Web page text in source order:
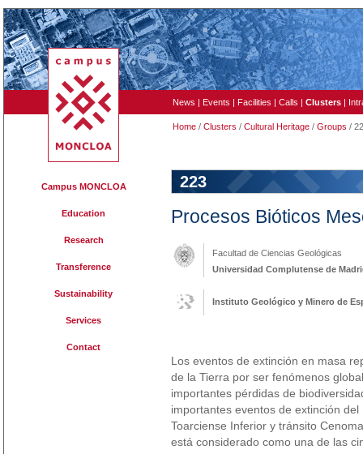
News | Events | Facilities | Calls | Clusters |
Home / Clusters / Cultural Heritage / Groups /
Campus MONCLOA
Education
Research
Transference
Sustainability
Services
Contact
223
Procesos Bióticos
Facultad de Ciencias Geológicas
Universidad Complutense de
Instituto Geológico y Minero de
Los eventos de extinción en masa
de la Tierra por ser fenómenos
importantes pérdidas de
importantes eventos de extinción
Toarciense Inferior y tránsito
está considerado como una de las